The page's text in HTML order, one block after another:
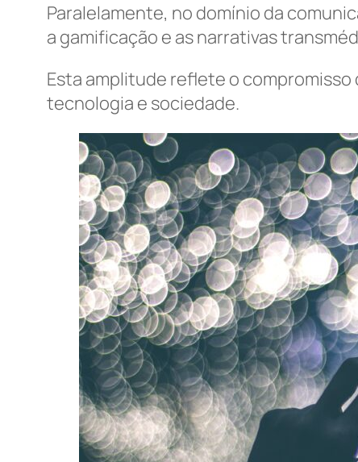
Paralelamente, no domínio da
a gamificação e as narrativas
Esta amplitude reflete o
tecnologia e sociedade.